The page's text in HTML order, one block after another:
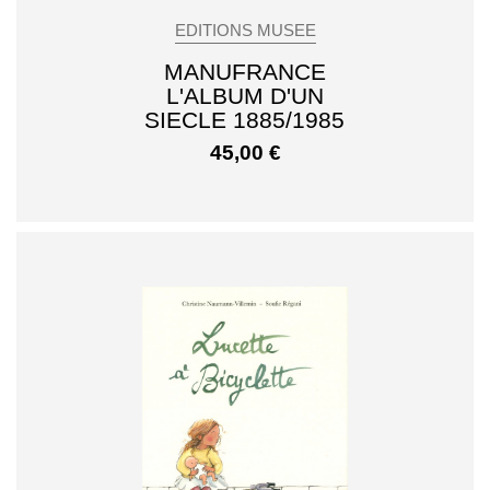
EDITIONS MUSEE
MANUFRANCE
L'ALBUM D'UN
SIECLE 1885/1985
45,00 €